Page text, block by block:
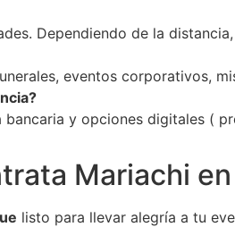
Dependiendo de la
eventos corporativos,
y opciones digitales (
Mariachi
listo para llevar alegría a tu